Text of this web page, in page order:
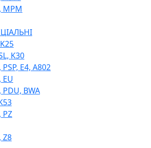
ОБЛАДНАННЯ
MPM
K30
PSP, E4, A802
EU
PDU, BWA
PZ
Z8